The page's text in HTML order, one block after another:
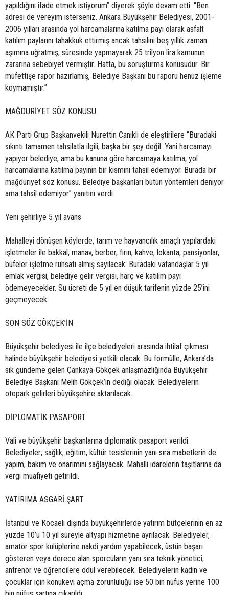
yapıldığını ifade etmek istiyorum” diyerek şöyle devam etti: “Ben
adresi de vereyim isterseniz. Ankara Büyükşehir Belediyesi, 2001-
2006 yılları arasında yol harcamalarına katılma payı olarak asfalt
katılım paylarını tahakkuk ettirmiş ancak tahsilini beş yıllık zaman
aşımına uğratmış, süresinde yapmayarak 25 trilyon lira kamunun
zararına sebebiyet vermiştir. Hatta, bu soruşturma konusudur. Bir
müfettişe rapor hazırlamış, Belediye Başkanı bu raporu henüz işleme
koymamıştır.”
MAĞDURİYET SÖZ KONUSU
AK Parti Grup Başkanvekili Nurettin Canikli de eleştirilere “Buradaki
sıkıntı tamamen tahsilatla ilgili, başka bir şey değil. Yani harcamayı
yapıyor belediye; ama bu kanuna göre harcamaya katılma, yol
harcamalarına katılma payının bir kısmını tahsil edemiyor. Burada bir
mağduriyet söz konusu. Belediye başkanları bütün yöntemleri deniyor
ama tahsil edemiyor” yanıtını verdi.
Yeni şehirliye 5 yıl avans
Mahalleyi dönüşen köylerde, tarım ve hayvancılık amaçlı yapılardaki
işletmeler ile bakkal, manav, berber, fırın, kahve, lokanta, pansiyonlar,
büfeler işletme ruhsatı almış sayılacak. Buradaki vatandaşlar 5 yıl
emlak vergisi, belediye gelir vergisi, harç ve katılım payı
ödemeyecekler. Su ücreti de 5 yıl en düşük tarifenin yüzde 25’ini
geçmeyecek.
SON SÖZ GÖKÇEK’İN
Büyükşehir belediyesi ile ilçe belediyeleri arasında ihtilaf çıkması
halinde büyükşehir belediyesi yetkili olacak. Bu formülle, Ankara’da
sık gündeme gelen Çankaya-Gökçek anlaşmazlığında Büyükşehir
Belediye Başkanı Melih Gökçek’in dediği olacak. Belediyelerin
otopark gelirleri büyükşehire aktarılacak.
DİPLOMATİK PASAPORT
Vali ve büyükşehir başkanlarına diplomatik pasaport verildi.
Belediyeler; sağlık, eğitim, kültür tesislerinin yanı sıra mabetlerin de
yapım, bakım ve onarımını sağlayacak. Mahalli idarelerin taşıtlarına da
vergi muafiyeti getirildi.
YATIRIMA ASGARİ ŞART
İstanbul ve Kocaeli dışında büyükşehirlerde yatırım bütçelerinin en az
yüzde 10’u 10 yıl süreyle altyapı hizmetine ayrılacak. Belediyeler,
amatör spor kulüplerine nakdi yardım yapabilecek, üstün başarı
gösteren veya derece alan sporcuların yanı sıra teknik yönetici,
antrenör ve öğrencilere ödül verebilecek. Belediyelerin kadın ve
çocuklar için konukevi açma zorunluluğu ise 50 bin nüfus yerine 100